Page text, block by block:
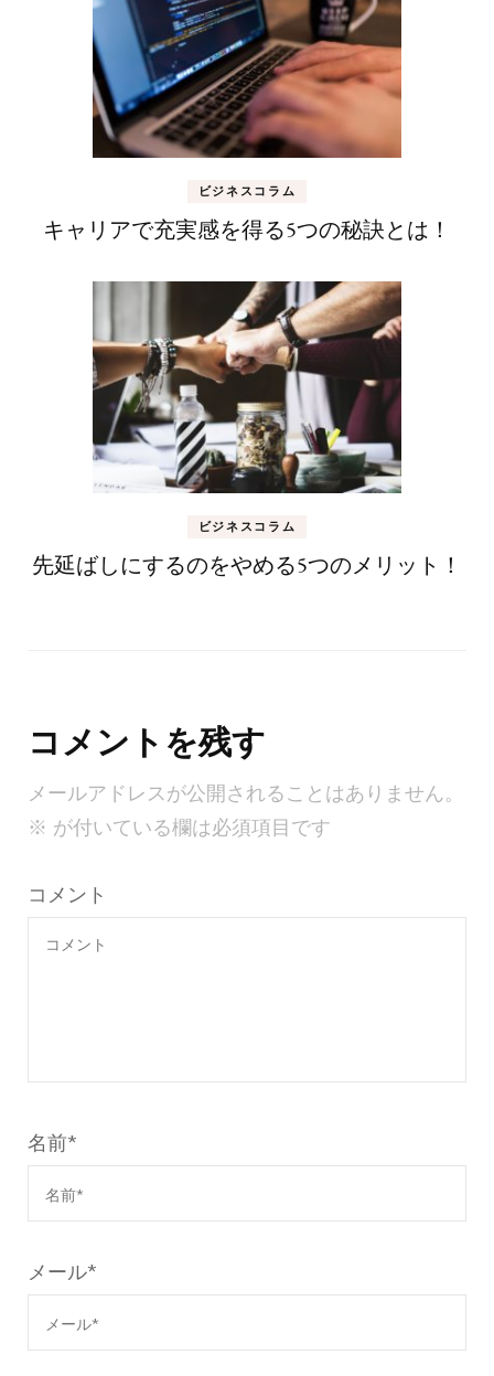
ビジネスコラム
キャリアで充実感を得る5つの秘訣とは！
ビジネスコラム
先延ばしにするのをやめる5つのメリット！
コメントを残す
メールアドレスが公開されることはありません。
※ が付いている欄は必須項目です
コメント
名前*
メール*